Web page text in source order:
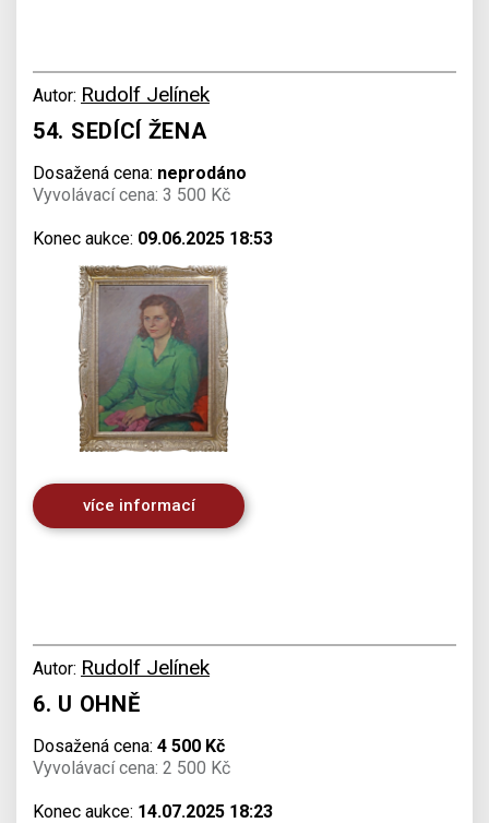
Autor: Rudolf Jelínek
54. SEDÍCÍ ŽENA
Dosažená cena: neprodáno
Vyvolávací cena: 3 500 Kč
Konec aukce: 09.06.2025 18:53
více informací
Autor: Rudolf Jelínek
6. U OHNĚ
Dosažená cena: 4 500 Kč
Vyvolávací cena: 2 500 Kč
Konec aukce: 14.07.2025 18:23